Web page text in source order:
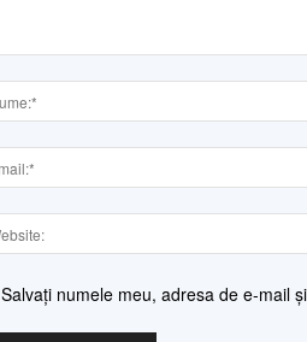
Salvați numele meu, adresa de e-mail